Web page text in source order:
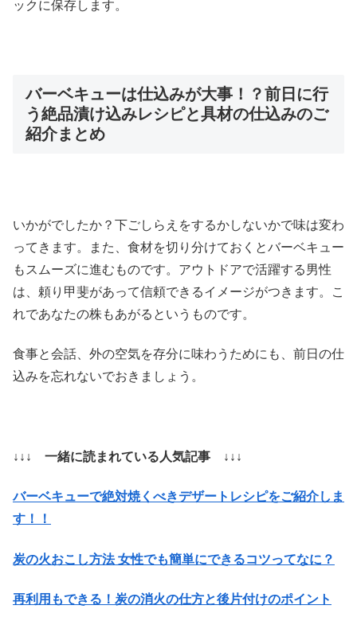
ックに保存します。
バーベキューは仕込みが大事！？前日に行
う絶品漬け込みレシピと具材の仕込みのご
紹介まとめ
いかがでしたか？下ごしらえをするかしないかで味は変わ
ってきます。また、食材を切り分けておくとバーベキュー
もスムーズに進むものです。アウトドアで活躍する男性
は、頼り甲斐があって信頼できるイメージがつきます。こ
れであなたの株もあがるというものです。
食事と会話、外の空気を存分に味わうためにも、前日の仕
込みを忘れないでおきましょう。
↓↓↓ 一緒に読まれている人気記事 ↓↓↓
バーベキューで絶対焼くべきデザートレシピをご紹介しま
す！！
炭の火おこし方法 女性でも簡単にできるコツってなに？
再利用もできる！炭の消火の仕方と後片付けのポイント